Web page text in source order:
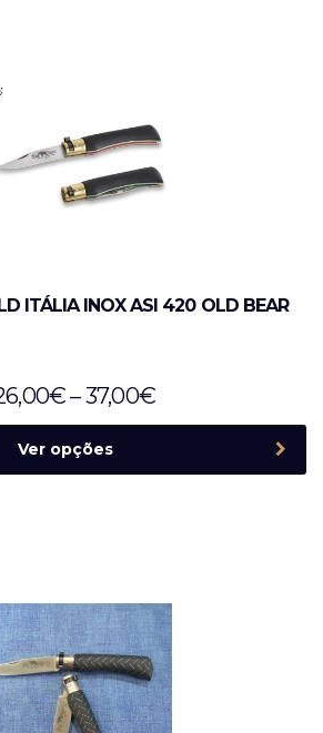
ITÁLIA INOX ASI 420 OLD BEAR
€–37,00€
Ver opções